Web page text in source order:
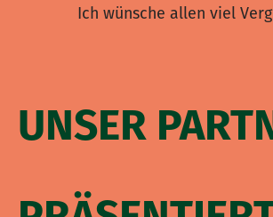
Ich wünsche allen viel
UNSER